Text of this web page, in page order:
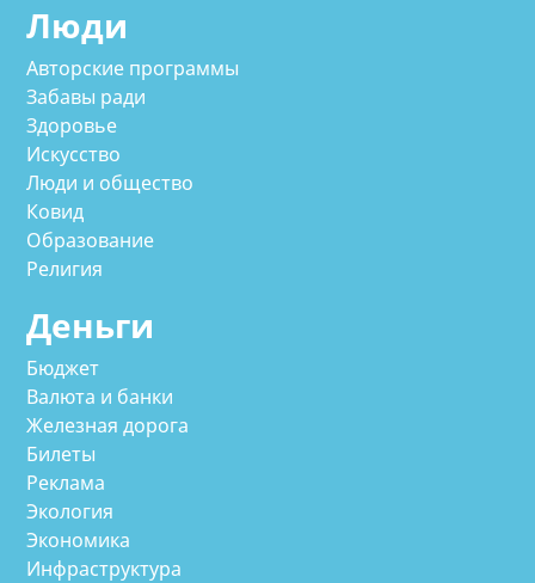
Люди
Авторские программы
Забавы ради
Здоровье
Искусство
Люди и общество
Ковид
Образование
Религия
Деньги
Бюджет
Валюта и банки
Железная дорога
Билеты
Реклама
Экология
Экономика
Инфраструктура